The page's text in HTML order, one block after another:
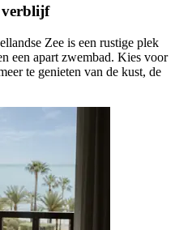
verblijf
Zee is een rustige plek
een apart zwembad. Kies voor
te genieten van de kust, de